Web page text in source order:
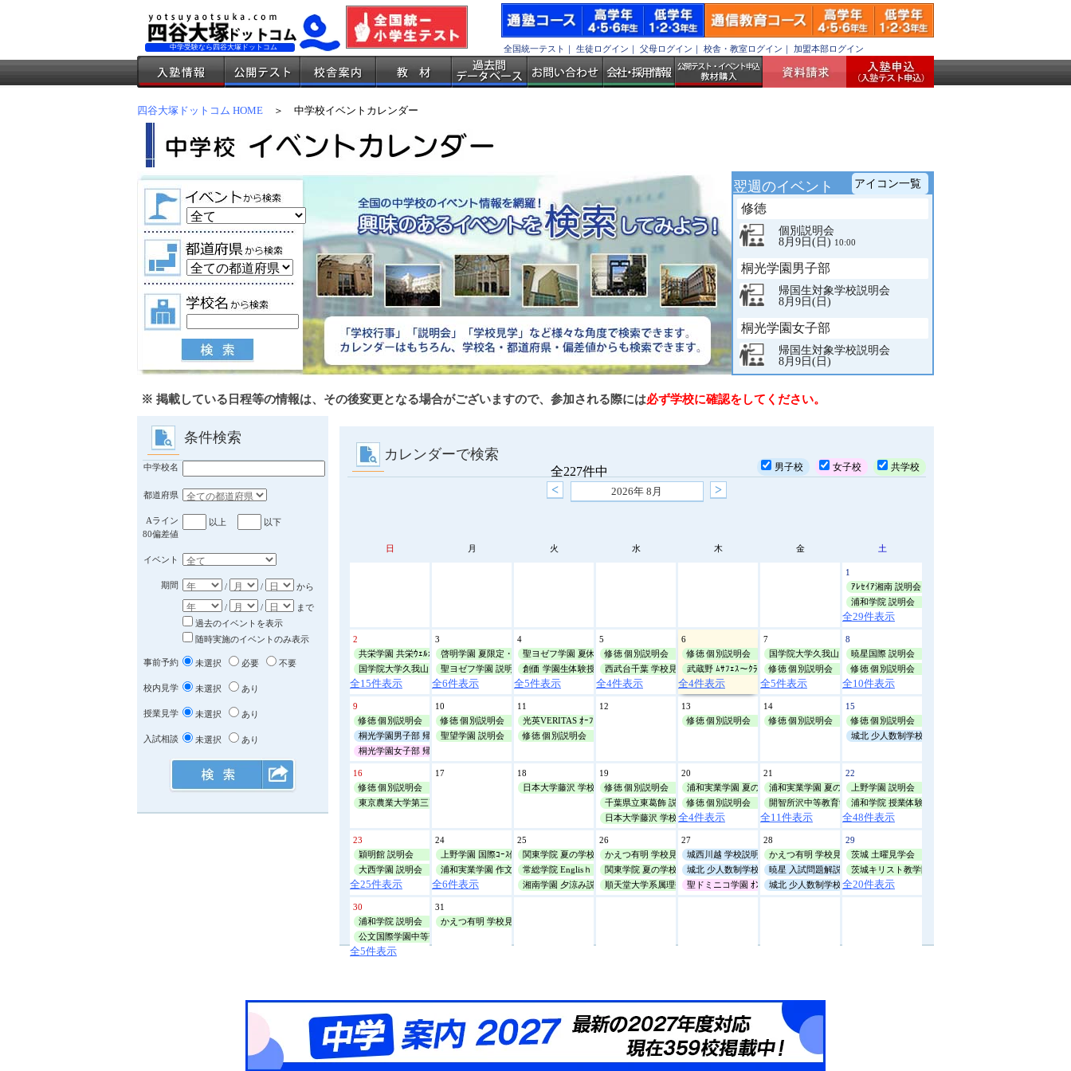
中学受験なら四谷大塚ドットコム 全国統一テスト ｜ 生徒ログイン ｜ 父母ログイン ｜ 校舎・教室ログイン ｜ 加盟本部ログイン
四谷大塚ドットコム HOME ＞ 中学校イベントカレンダー
翌週のイベント アイコン一覧
アイ
一覧
説
体
そ
の
他
修徳
個別説明会
8月9日(日) 10:00
桐光学園男子部
帰国生対象学校説明会
8月9日(日)
桐光学園女子部
帰国生対象学校説明会
8月9日(日)
説明会
8月10日(月)
10:00
修徳
個別説明会
8月13日(木) 10:00
修徳
8月14日(金)
10:00
少人数制学校説明会
8月15日(土)
※ 掲載している日程等の情報は、その後変更となる場合がございますので、参加される際には必ず学校に確認をしてください。
カレンダーで検索
< 2026年 8月 >
日 月 火 水 木 金 土
1
ｱﾚｾｲｱ湘南 説明会
浦和学院 説明会
全29件表示
2
共栄学園 共栄ｳｪﾙｶﾑﾃﾞｲ
国学院大学久我山 夏休み説明会
全15件表示
3
啓明学園 夏限定・学校ﾂｱｰ
聖ヨゼフ学園 説明会
全6件表示
4
聖ヨゼフ学園 夏休み個別学校見学会
創価 学園生体験授業・説明会
全5件表示
5
修徳 個別説明会
西武台千葉 学校見学会
全4件表示
6
修徳 個別説明会
武蔵野 ﾑｻﾌｪｽ〜ｸﾗﾌﾞ見学&体験会〜
全4件表示
7
国学院大学久我山 夏休み説明会
修徳 個別説明会
全5件表示
8
暁星国際 説明会
修徳 個別説明会
全10件表示
9
修徳 個別説明会
桐光学園男子部 帰国生対象学校説明会
桐光学園女子部 帰国生対象学校説明会
10
修徳 個別説明会
聖望学園 説明会
11
光英VERITAS ｵｰﾌﾟﾝｷｬﾝﾊﾟｽ
修徳 個別説明会
12
13
修徳 個別説明会
14
修徳 個別説明会
15
修徳 個別説明会
城北 少人数制学校説明会
16
修徳 個別説明会
東京農業大学第三高等学校附属 体験授業(理・社)
17
18
日本大学藤沢 学校見学ﾂｱｰ
19
修徳 個別説明会
千葉県立東葛飾 説明会
日本大学藤沢 学校見学ﾂｱｰ
20
浦和実業学園 夏の体験講座
修徳 個別説明会
全4件表示
21
浦和実業学園 夏の体験講座
開智所沢中等教育学校 帰国生・国際生ｵﾝﾗｲﾝ説明会
全11件表示
22
上野学園 説明会
浦和学院 授業体験会
全48件表示
23
穎明館 説明会
大西学園 説明会
全25件表示
24
上野学園 国際ｺｰｽ体験授業
浦和実業学園 作文添削講座(通信講座)
全6件表示
25
関東学院 夏の学校見学会
常総学院 Englisｈ Summer Lesson
湘南学園 夕涼み説明会
26
かえつ有明 学校見学会
関東学院 夏の学校見学会
順天堂大学系属理数インター ｵｰﾌﾟﾝｽｸｰﾙ
27
城西川越 学校説明会
城北 少人数制学校説明会
聖ドミニコ学園 ｵﾝﾗｲﾝによる説明会
28
かえつ有明 学校見学会
暁星 入試問題解説会
城北 少人数制学校説明会
29
茨城 土曜見学会
茨城キリスト教学園 学校見学会
全20件表示
30
浦和学院 説明会
公文国際学園中等部 ﾐﾆ説明会
全5件表示
31
かえつ有明 学校見学会
全227件中 男子校 女子校 共学校
条件検索
中学校名
都道府県
Aライン
80偏差値
以上 以下
イベント
期間 / / から
/ /
まで
過去のイベントを表示
随時実施のイベントのみ表示
事前予約 未選択 必要 不要
校内見学 未選択 あり
授業見学 未選択 あり
入試相談 未選択 あり